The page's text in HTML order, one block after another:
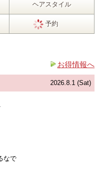
ヘアスタイル
予約
お得情報へ
2026.8.1 (Sat)
なで